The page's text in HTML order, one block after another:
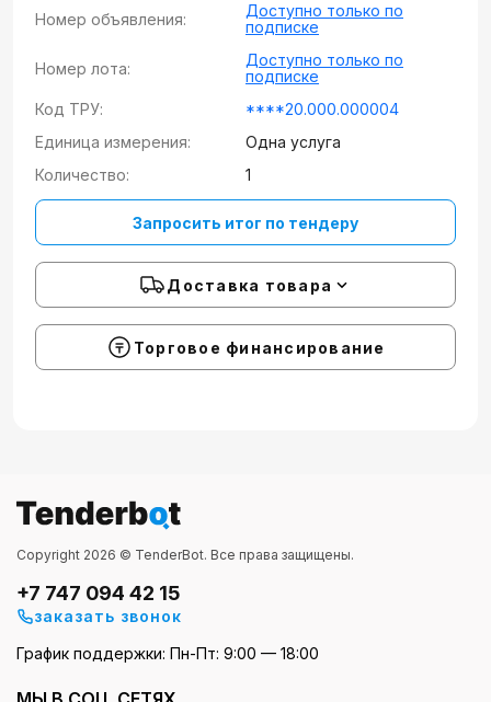
Номер объявления:
Доступно только по
подписке
Номер лота:
Доступно только по
подписке
Код ТРУ:
****20.000.000004
Единица измерения:
Одна услуга
Количество:
1
Запросить итог по тендеру
Доставка товара
Торговое финансирование
Copyright 2026 © TenderBot. Все права защищены.
+7 747 094 42 15
заказать звонок
График поддержки: Пн-Пт: 9:00 — 18:00